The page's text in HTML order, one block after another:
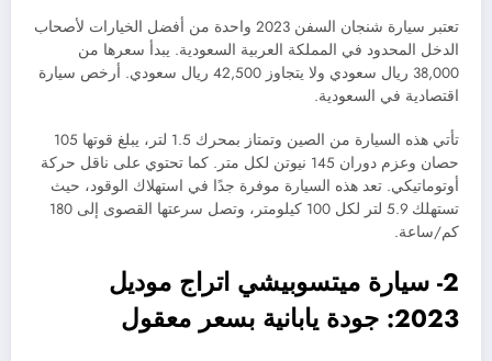
تعتبر سيارة شنجان السفن 2023 واحدة من أفضل الخيارات لأصحاب
الدخل المحدود في المملكة العربية السعودية. يبدأ سعرها من
38,000 ريال سعودي ولا يتجاوز 42,500 ريال سعودي. أرخص سيارة
اقتصادية في السعودية.
تأتي هذه السيارة من الصين وتمتاز بمحرك 1.5 لتر، يبلغ قوتها 105
حصان وعزم دوران 145 نيوتن لكل متر. كما تحتوي على ناقل حركة
أوتوماتيكي. تعد هذه السيارة موفرة جدًا في استهلاك الوقود، حيث
تستهلك 5.9 لتر لكل 100 كيلومتر، وتصل سرعتها القصوى إلى 180
كم/ساعة.
2- سيارة ميتسوبيشي اتراج موديل
2023: جودة يابانية بسعر معقول